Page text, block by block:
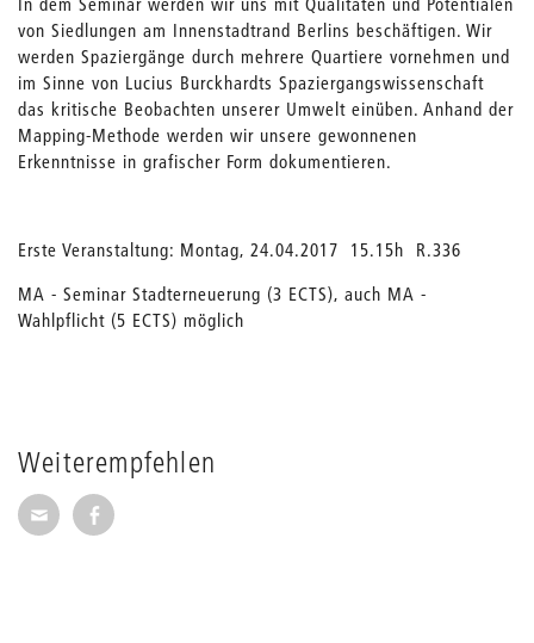
Weiterempfehlen
Seite per E-Mail weiterempfehlen
Seite auf Facebook weiterempfehlen
von Siedlungen am Innenstadtrand Berlins beschäftigen. Wir
werden Spaziergänge durch mehrere Quartiere vornehmen und
im Sinne von Lucius Burckhardts Spaziergangswissenschaft
das kritische Beobachten unserer Umwelt einüben. Anhand der
Mapping-Methode werden wir unsere gewonnenen
Erkenntnisse in grafischer Form dokumentieren.
Erste Veranstaltung: Montag, 24.04.2017 15.15h R.336
MA - Seminar Stadterneuerung (3 ECTS), auch MA -
Wahlpflicht (5 ECTS) möglich